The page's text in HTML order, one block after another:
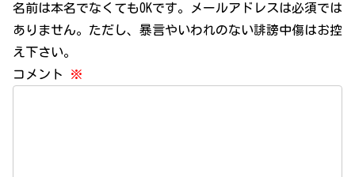
名前は本名でなくてもOKです。メールアドレスは必須では
ありません。ただし、暴言やいわれのない誹謗中傷はお控
え下さい。
コメント
※